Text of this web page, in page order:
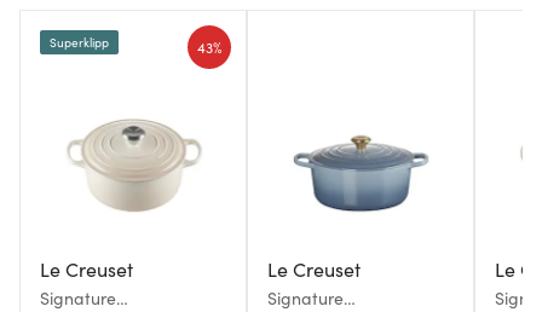
Le Creuset
Signature
43%
Superklipp
Le Creuset
Signature
Le